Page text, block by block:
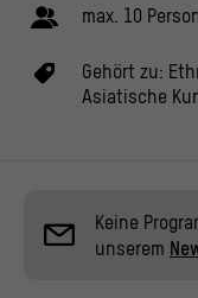
max. 10
Gehört zu:
Asiatische
Keine
unserem